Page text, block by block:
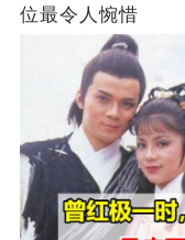
位最令人惋惜